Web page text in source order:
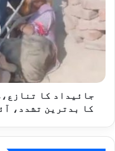
تنازع،ضعیف
بیوہ
پر
با
کا
بدترین
تشدد،
جائیداد کا
کا بدترین تشدد،